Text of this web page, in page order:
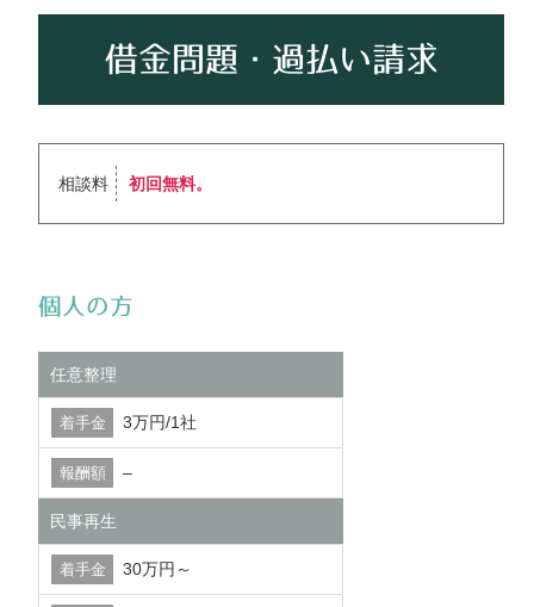
借金問題・過払い請求
相談料 初回無料。
個人の方
任意整理
3万円/1社
–
民事再生
30万円～